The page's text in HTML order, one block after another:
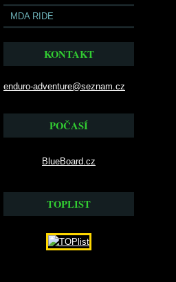
MDA RIDE
KONTAKT
enduro-adventure@seznam.cz
POČASÍ
BlueBoard.cz
TOPLIST